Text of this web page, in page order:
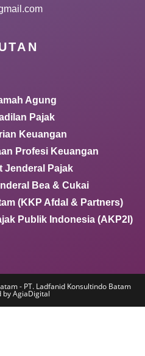
Agung
Pajak
Keuangan
Profesi Keuangan
Jenderal Pajak
Bea & Cukai
(KKP Afdal & Partners)
Publik Indonesia (AKP2I)
- PT. Ladfanid Konsultindo Batam
by AgiaDigital